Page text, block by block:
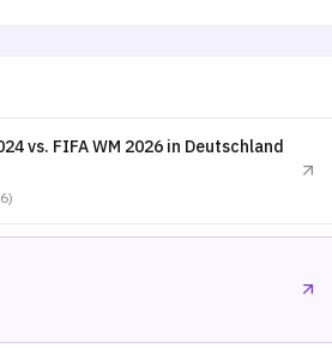
vs. FIFA WM 2026 in Deutschland